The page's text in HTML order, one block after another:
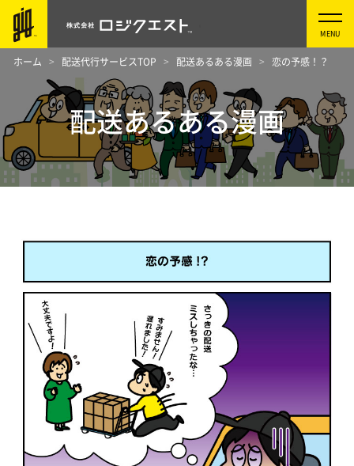
配送あるある漫画
ホーム 配送代行サービスTOP 配送あるある漫画 恋の予感！？